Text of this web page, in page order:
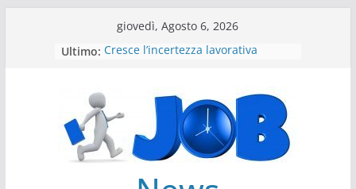
giovedì, Agosto 6, 2026
Ultimo: Cresce l’incertezza lavorativa
Il settore energy cambia veste
Servono più sustainability data
architect